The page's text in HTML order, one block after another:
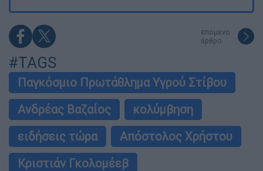
επόμενο
άρθρο
#TAGS
Παγκόσμιο Πρωτάθλημα Υγρού Στίβου
Ανδρέας Βαζαίος
κολύμβηση
ειδήσεις τώρα
Απόστολος Χρήστου
Κριστιάν Γκολομέεβ